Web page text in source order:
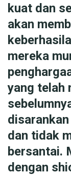
kuat dan
akan
mereka
yang telah
dan tidak
bersantai.
dengan